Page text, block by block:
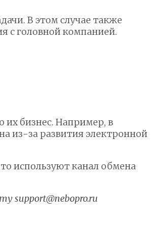
В этом случае также
с головной компанией.
их бизнес. Например, в
из-за развития электронной
используют канал обмена
support@nebopro.ru